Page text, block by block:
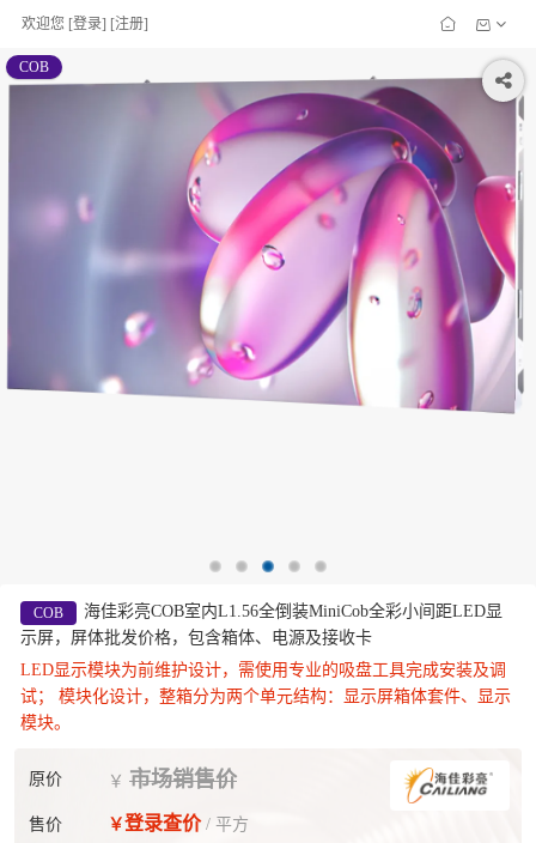
欢迎您 [登录] [注册]
COB
COB
海佳彩亮COB室内L1.56全倒装MiniCob全彩小间距LED显
示屏，屏体批发价格，包含箱体、电源及接收卡
LED显示模块为前维护设计，需使用专业的吸盘工具完成安装及调
试； 模块化设计，整箱分为两个单元结构：显示屏箱体套件、显示
模块。
原价 ￥ 市场销售价
售价 ￥登录查价/ 平方